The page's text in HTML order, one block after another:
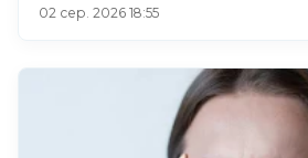
02 сер. 2026 18:55